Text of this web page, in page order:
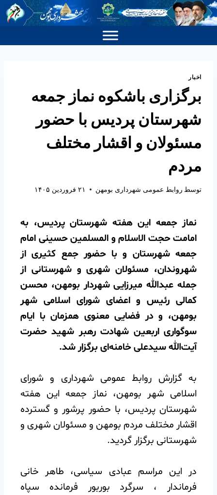
اخبار
برگزاری باشکوه نماز جمعه
شهرستان پردیس با حضور
مسئولان و اقشار مختلف
مردم
توسط روابط عمومی شهرداری بومهن ۲۱ فروردین ۱۴۰۵
نماز جمعه این هفته شهرستان پردیس، به
امامت حجت الاسلام و المسلمین حسینی امام
جمعه شهرستان و با حضور جمع کثیری از
شهروندان، مسئولان شهری و شهرستانی از
جمله عبدالله میرزایی شهردار بومهن، محسن
کمالی رئیس و اعضای شورای اسلامی شهر
بومهن، و در فضایی معنوی همزمان با ایام
سوگواری اربعین شهادت رهبر شهید حضرت
آیت‌الله سیدعلی خامنه‌ای برگزار شد.
️به گزارش روابط عمومی شهرداری و شورای
اسلامی شهر بومهن، نماز جمعه این هفته
شهرستان پردیس، با حضور پرشور و گسترده
اقشار مختلف مردم بومهن و مسئولان شهری و
شهرستانی برگزار گردید.
در این مراسم عبادی سیاسی، طاهر خانی
فرماندار ، سرگرد بوربور فرمانده سپاه